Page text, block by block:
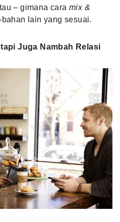
– gimana cara mix &
lain yang sesuai.
Juga Nambah Relasi